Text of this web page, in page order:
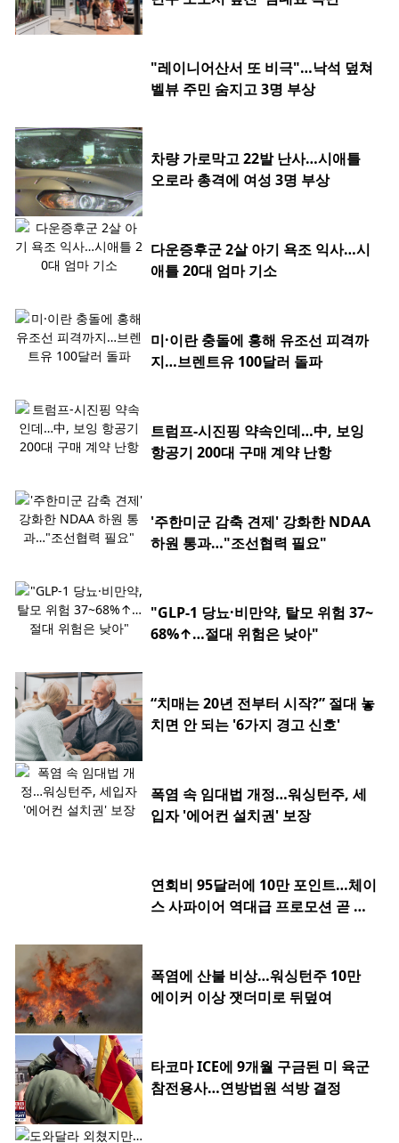
"레이니어산서 또 비극"…낙석 덮쳐
벨뷰 주민 숨지고 3명 부상
차량 가로막고 22발 난사…시애틀
오로라 총격에 여성 3명 부상
다운증후군 2살 아기 욕조 익사…시
애틀 20대 엄마 기소
미·이란 충돌에 홍해 유조선 피격까
지…브렌트유 100달러 돌파
트럼프-시진핑 약속인데…中, 보잉
항공기 200대 구매 계약 난항
'주한미군 감축 견제' 강화한 NDAA
하원 통과…"조선협력 필요"
"GLP-1 당뇨·비만약, 탈모 위험 37~
68%↑…절대 위험은 낮아"
“치매는 20년 전부터 시작?” 절대 놓
치면 안 되는 '6가지 경고 신호'
폭염 속 임대법 개정…워싱턴주, 세
입자 '에어컨 설치권' 보장
연회비 95달러에 10만 포인트…체이
스 사파이어 역대급 프로모션 곧 종
폭염에 산불 비상…워싱턴주 10만
에이커 이상 잿더미로 뒤덮여
타코마 ICE에 9개월 구금된 미 육군
참전용사…연방법원 석방 결정